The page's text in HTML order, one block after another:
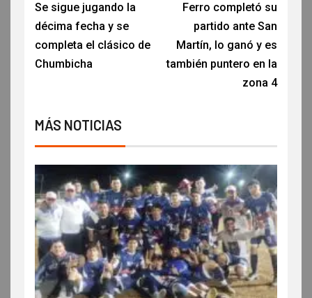
Se sigue jugando la
décima fecha y se
completa el clásico de
Chumbicha
Ferro completó su
partido ante San
Martín, lo ganó y es
también puntero en la
zona 4
MÁS NOTICIAS